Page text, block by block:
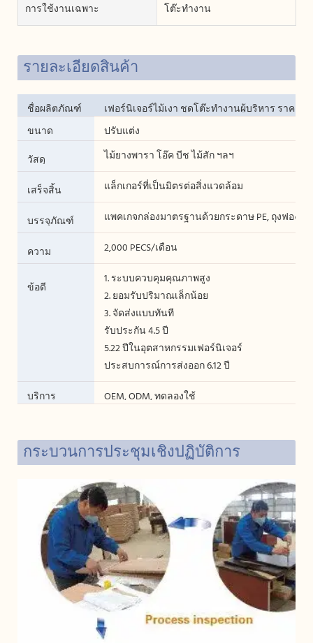
การใช้งานเฉพาะ
โต๊ะทำงาน
รายละเอียดสินค้า
ชื่อผลิตภัณฑ์
เฟอร์นิเจอร์ไม้เงา ชุดโต๊ะทำงานผู้บริหาร ราคา
ขนาด
ปรับแต่ง
วัสดุ
ไม้ยางพารา โอ๊ค บีช ไม้สัก ฯลฯ
เสร็จสิ้น แล็กเกอร์ที่เป็นมิตรต่อสิ่งแวดล้อม
บรรจุภัณฑ์ แพคเกจกล่องมาตรฐานด้วยกระดาษ PE, ถุงฟอง,
ความ
การผลิต
2,000 PECS/เดือน
ข้อดี
1. ระบบควบคุมคุณภาพสูง
2. ยอมรับปริมาณเล็กน้อย
3. จัดส่งแบบทันที
รับประกัน 4.5 ปี
5.22 ปีในอุตสาหกรรมเฟอร์นิเจอร์
ประสบการณ์การส่งออก 6.12 ปี
บริการ
OEM, ODM, ทดลองใช้
กระบวนการประชุมเชิงปฏิบัติการ